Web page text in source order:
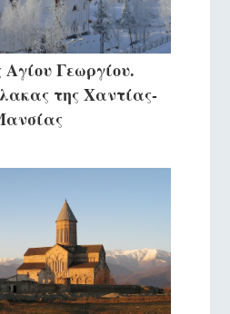
Αγίου Γεωργίου.
της Χαντίας-